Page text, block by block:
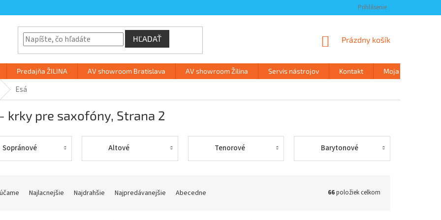
Prihlásenie
HĽADAŤ
NÁKUPNÝ
Prázdny košík
Predajňa ŽILINA AV showroom Bratislava AV showroom Žilina Servis nástrojov Kontakt Moja objednávka
Esá
krky pre saxofóny, Strana 2
Sopránové Altové Tenorové Barytonové
Najlacnejšie Najdrahšie Najpredávanejšie Abecedne 66položiek celkom